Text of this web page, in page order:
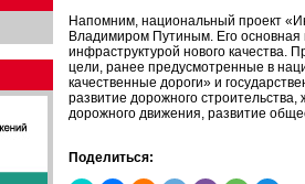
Напомним, национальный проект
Владимиром Путиным. Его
инфраструктурой нового качества.
цели, ранее предусмотренные в
качественные дороги» и
развитие дорожного
дорожного движения, развитие
Поделиться: